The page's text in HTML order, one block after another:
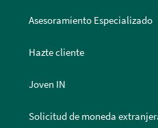
Asesoramiento Especializado
Hazte cliente
Joven IN
Solicitud de moneda